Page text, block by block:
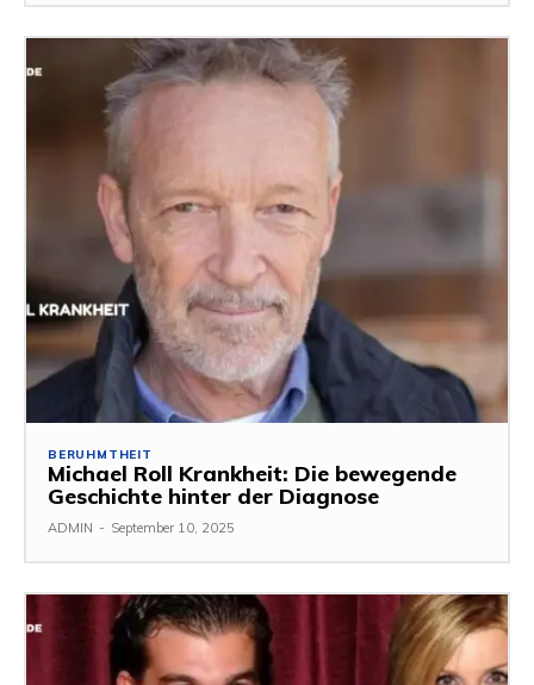
BERUHMTHEIT
Michael Roll Krankheit: Die bewegende
Geschichte hinter der Diagnose
ADMIN - September 10, 2025